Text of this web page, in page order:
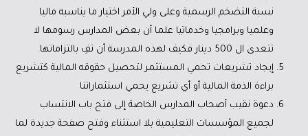
نسبة التضخم الرسمية وعلى ولي الأمر اختيار ما يناسبه ماليا
وعلميا وبرامجيا وخدماتيا علما أن بعض المدارس رسومها لا
تتعدى ال 500 دينار فكيف لهذه المدرسة أن تفِ بالتزاماتها.
إيجاد تشريعات تحمي المستثمر لتحصيل حقوقه المالية كتشريع
براءة الذمة المالية أو أي تشريع يحمي استثماراتنا
دعوة نقيب أصحاب المدارس الخاصة إلى فتح باب الانتساب
لجميع المؤسسات التعليمية بلا استثناء وفتح صفحة جديدة لما